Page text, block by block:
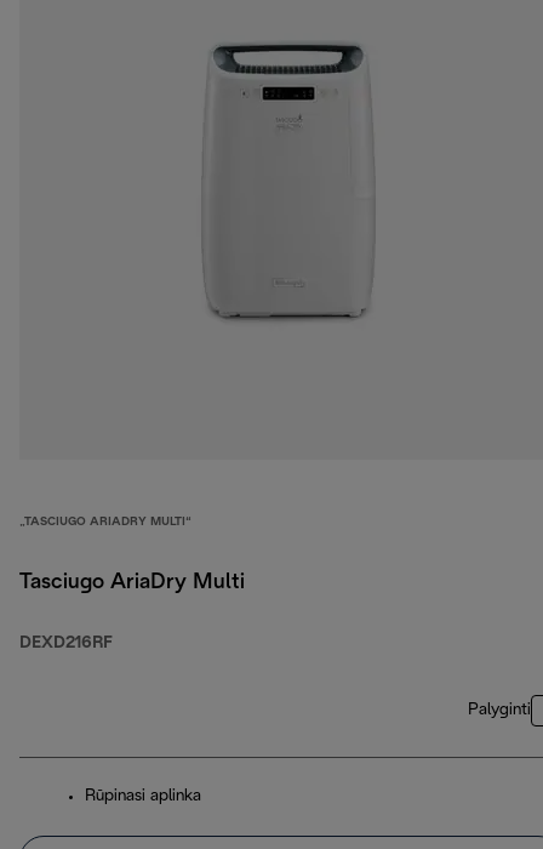
„TASCIUGO ARIADRY MULTI“
Tasciugo AriaDry Multi
DEXD216RF
Palyginti
Rūpinasi aplinka